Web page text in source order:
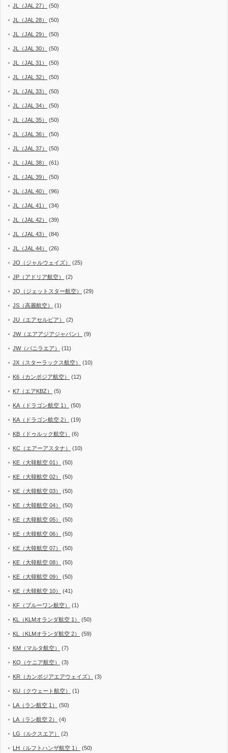
JL（JAL 27） (50)
JL（JAL 28） (50)
JL（JAL 29） (50)
JL（JAL 30） (50)
JL（JAL 31） (50)
JL（JAL 32） (50)
JL（JAL 33） (50)
JL（JAL 34） (50)
JL（JAL 35） (50)
JL（JAL 36） (50)
JL（JAL 37） (50)
JL（JAL 38） (61)
JL（JAL 39） (50)
JL（JAL 40） (96)
JL（JAL 41） (34)
JL（JAL 42） (39)
JL（JAL 43） (84)
JL（JAL 44） (26)
JO（ジャルウェイズ） (25)
JP（アドリア航空） (2)
JQ（ジェットスター航空） (29)
JS（高麗航空） (1)
JU（エアセルビア） (2)
JW（エアアジアジャパン） (9)
JW（バニラエア） (11)
JX（スターラックス航空） (10)
K6（カンボジア航空） (12)
K7（エアKBZ） (5)
KA（ドラゴン航空 1） (50)
KA（ドラゴン航空 2） (19)
KB（ドゥルック航空） (6)
KC（エアーアスタナ） (10)
KE（大韓航空 01） (50)
KE（大韓航空 02） (50)
KE（大韓航空 03） (50)
KE（大韓航空 04） (50)
KE（大韓航空 05） (50)
KE（大韓航空 06） (50)
KE（大韓航空 07） (50)
KE（大韓航空 08） (50)
KE（大韓航空 09） (50)
KE（大韓航空 10） (41)
KF（ブルーワン航空） (1)
KL（KLMオランダ航空 1） (50)
KL（KLMオランダ航空 2） (59)
KM（マルタ航空） (7)
KQ（ケニア航空） (3)
KR（カンボジアエアウェイズ） (3)
KU（クウェート航空） (1)
LA（ラン航空 1） (50)
LA（ラン航空 2） (4)
LG（ルクスエア） (2)
LH（ルフトハンザ航空 1） (50)